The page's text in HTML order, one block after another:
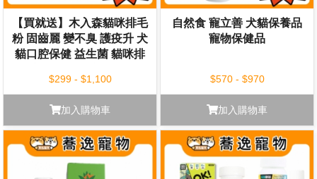
【買就送】木入森貓咪排毛
粉 固齒麗 變不臭 護疫升 犬
貓口腔保健 益生菌 貓咪排
$299 - $1,100
加入購物車
自然食 寵立善 犬貓保養品
寵物保健品
$570 - $970
加入購物車